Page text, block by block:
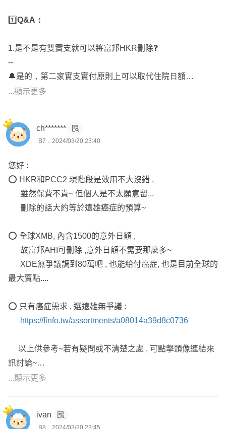
1️⃣Q&A：
1.是不是有雙實支就可以將富邦HKR刪除❓
--
🔔是的，第二家實支實付原則上可以取代住院日額
2.富邦PCC2覺得理賠內容沒有很好是否可以刪除❓癌症不
足的部份可以如何規劃❓
--
🔔定額給付已經不太能給付龐大的自費醫療費用
癌症一次金目前可用遠雄的癌症配套組合(XCD+CJ2+RQ1)
來做規劃
2️⃣ 還沒找到業務的話：
我們公司在台北，人住新北，全台都有在跑
北到基隆南到屏東都有我們的客戶，雙業務服務
✨ 如果您還沒有認識的保險經紀人，我也可以協助處理
🛎 歡迎點擊【人像圖片】查看聯絡方式，我們可以進一步
...顯示更多
ch*******
B7．2024/03/20 23:40
您好 :
⭕ HKR和PCC2 現階段是效用不大沒錯 ,
雖然保費不貴~ 但個人是不太願意留...
刪除的話大約等於遠雄癌症的預算~
⭕ 全球XMB, 內含1500的意外日額 ,
故富邦AHI可刪除 ,意外日額不需要那麼多~
XDE無爭議調到80萬吧 , 也能給付癌症, 也是目前全球的
最大賣點....
⭕ 只有癌症需求 , 選遠雄無爭議 :
https://finfo.tw/assortments/a08014a39d8c0736
以上供參考~若有疑問或不清楚之處 , 可點擊頭像連結來
訊討論~
...顯示更多
ivan
B8．2024/03/20 23:45